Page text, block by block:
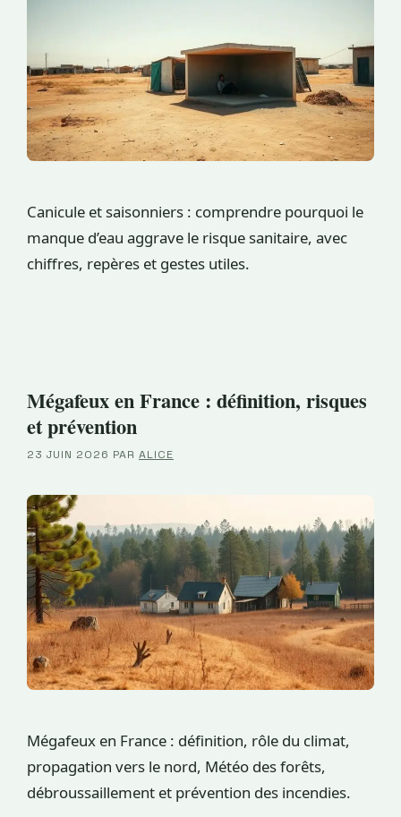
Canicule et saisonniers : comprendre pourquoi le
manque d’eau aggrave le risque sanitaire, avec
chiffres, repères et gestes utiles.
Mégafeux en France : définition, risques
et prévention
23 JUIN 2026 PAR ALICE
Mégafeux en France : définition, rôle du climat,
propagation vers le nord, Météo des forêts,
débroussaillement et prévention des incendies.